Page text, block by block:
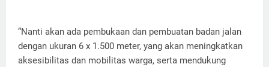
“Nanti akan ada pembukaan dan pembuatan badan jalan
dengan ukuran 6 x 1.500 meter, yang akan meningkatkan
aksesibilitas dan mobilitas warga, serta mendukung